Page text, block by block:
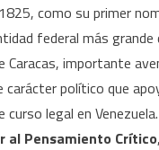
como su primer
federal más grande
Caracas, importante
político que
curso legal en Venezuela.
al Pensamiento Crítico